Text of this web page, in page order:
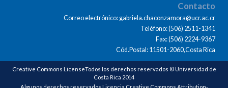
Contacto
Correo electrónico: gabriela.chaconzamora@ucr.ac.cr
Teléfono: (506) 2511-1341
Fax: (506) 2224-9367
Cód.Postal: 11501-2060,Costa Rica
Creative Commons LicenseTodos los derechos reservados © Universidad de
Costa Rica 2014